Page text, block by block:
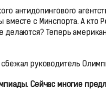
антидопингового
с Минспорта. А кто
Теперь
руководитель
Сейчас многие